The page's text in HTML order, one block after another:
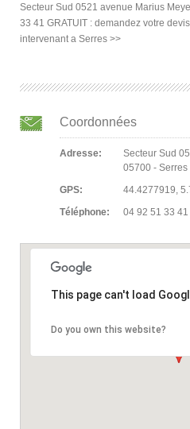
Secteur Sud 0521 avenue Marius
33 41 GRATUIT : demandez votre
intervenant a Serres >>
Coordonnées
Adresse:
Secteur Sud
05700 - Serres
GPS:
44.4277919,
Téléphone:
04 92 51 33 41
This page can't load
Do you own this website?